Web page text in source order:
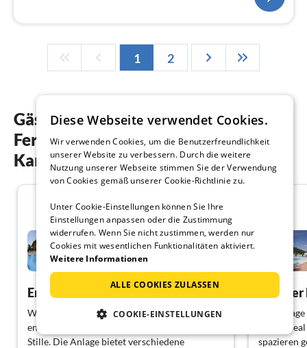
1 2
Gästebewertungen unserer
Ferienwohnungen in St. Peter am
Kammersberg
4.0
Ferienpark Bella Austria
Mobilehome Happy...
St. Peter am Kammersberg
Erholsamer Urlaub
Wir haben uns wirklich ausgeruht und
entspannt. Man ist inmitten der Natur und der
Stille. Die Anlage bietet verschiedene
Die
damit
spazieren
Diese Webseite verwendet Cookies.
Wir verwenden Cookies, um die Benutzerfreundlichkeit
unserer Website zu verbessern. Durch die weitere
Nutzung unserer Webseite stimmen Sie der Verwendung
von Cookies gemäß unserer Cookie-Richtlinie zu.
Unter Cookie-Einstellungen können Sie Ihre
Einstellungen anpassen oder die Zustimmung
widerrufen. Wenn Sie nicht zustimmen, werden nur
Cookies mit wesentlichen Funktionalitäten aktiviert.
Weitere Informationen
ALLE COOKIES ZULASSEN
COOKIE-EINSTELLUNGEN